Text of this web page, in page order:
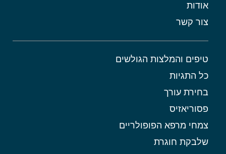
אודות
צור קשר
טיפים והמלצות הגולשים
כל התגיות
בחירת עורך
פסוריאזיס
צמחי מרפא הפופולריים
שלבקת חוגרת